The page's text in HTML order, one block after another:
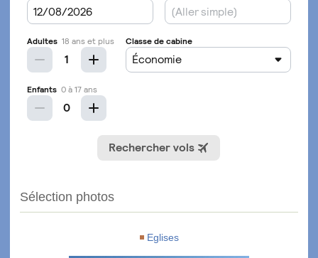
Sélection photos
Eglises